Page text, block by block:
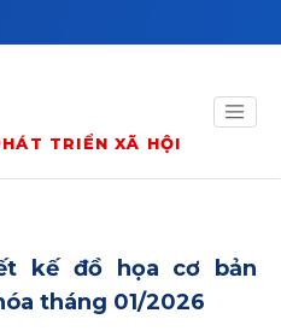
TRIỂN XÃ HỘI
kế đồ họa cơ bản
tháng 01/2026